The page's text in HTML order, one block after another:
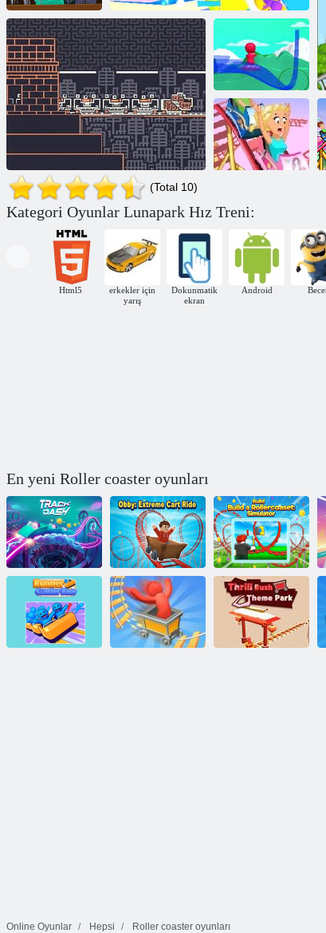
Koşucu treni
Spongebob
squarepants
Terör parçaları
Aztek Gezisi
Roller Coaster
Yapın
(Total 10)
Kategori Oyunlar Lunapark Hız Treni:
Html5
erkekler için
yarış
Dokunmatik
ekran
Android
En yeni Roller coaster oyunları
Takip Çizgisi
Obby: Aşırı
Araba Gezisi
Bir Rollercoaster
İnşa Et:
Simülatör
Online Oyunlar Hepsi Roller coaster oyunları